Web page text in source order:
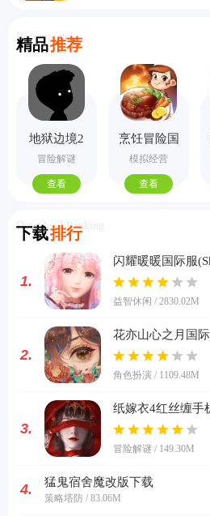
精品推荐
Recommend
地狱边境2
手机版
冒险解谜
查看
烹饪冒险国
际服
模拟经营
查看
下载排行
Download Ranking
1.
闪耀暖暖国际服
益智休闲 / 2830.02M
2.
花亦山心之月国
角色扮演 / 1109.48M
3.
纸嫁衣4红丝缠手
冒险解谜 / 149.30M
4. 猛鬼宿舍魔改版下载
策略塔防 / 83.06M